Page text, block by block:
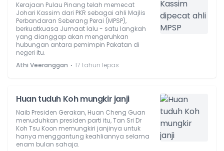
Kerajaan Pulau Pinang telah memecat
Johari Kassim dari PKR sebagai ahli Majlis
Perbandaran Seberang Perai (MPSP),
berkuatkuasa Jumaat lalu - satu langkah
yang dianggap akan mengeruhkan
hubungan antara pemimpin Pakatan di
negeri itu.
Athi Veeranggan ⋅ 17 tahun lepas
Huan tuduh Koh mungkir janji
Naib Presiden Gerakan, Huan Cheng Guan
menuduhkan presiden parti itu, Tan Sri Dr
Koh Tsu Koon memungkiri janjinya untuk
hanya menggantung keahliannya selama
enam bulan sahaja.